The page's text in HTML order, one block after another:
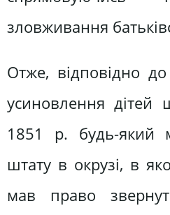
зловживання
Отже, відповідно
усиновлення дітей
1851 р. будь-який
штату в окрузі, в
мав право